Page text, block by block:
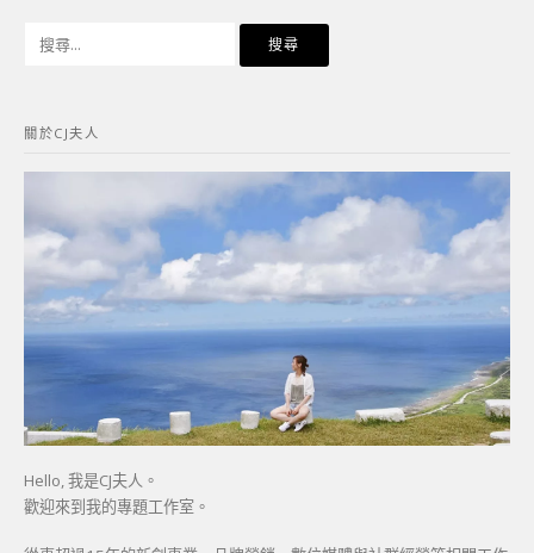
字:
關於CJ夫人
Hello, 我是CJ夫人。
歡迎來到我的專題工作室。